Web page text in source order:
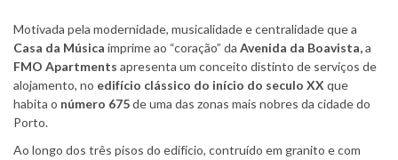
Motivada pela modernidade, musicalidade e centralidade que a
Casa da Música imprime ao “coração” da Avenida da Boavista,a
FMO Apartments apresenta um conceito distinto de serviços de
alojamento, no edifício clássico do início do seculo XX que
habita o número 675de uma das zonas mais nobres da cidade do
Porto.
Ao longo dos três pisos do edifício, contruído em granito e com